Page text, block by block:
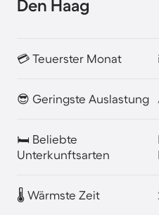
Den Haag
💳 Teuerster Monat
😎 Geringste Auslastung
🛏️ Beliebte
Unterkunftsarten
🌡️ Wärmste Zeit